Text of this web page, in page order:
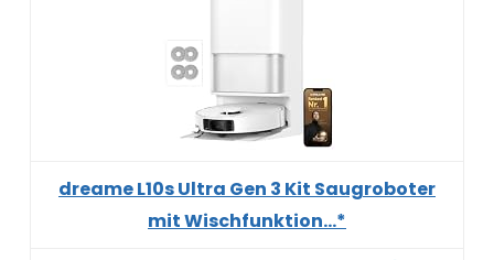
dreame L10s Ultra Gen 3 Kit Saugroboter
mit Wischfunktion...*